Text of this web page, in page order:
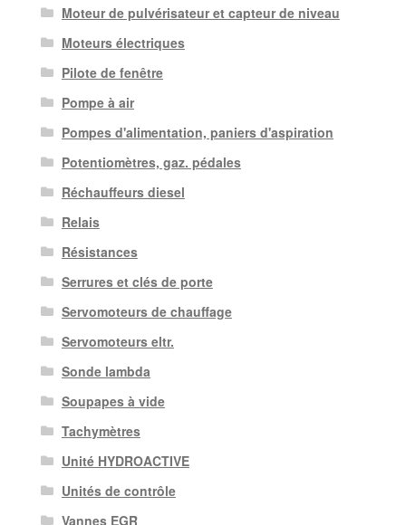
Moteur de pulvérisateur et capteur de niveau
Moteurs électriques
Pilote de fenêtre
Pompe à air
Pompes d'alimentation, paniers d'aspiration
Potentiomètres, gaz. pédales
Réchauffeurs diesel
Relais
Résistances
Serrures et clés de porte
Servomoteurs de chauffage
Servomoteurs eltr.
Sonde lambda
Soupapes à vide
Tachymètres
Unité HYDROACTIVE
Unités de contrôle
Vannes EGR